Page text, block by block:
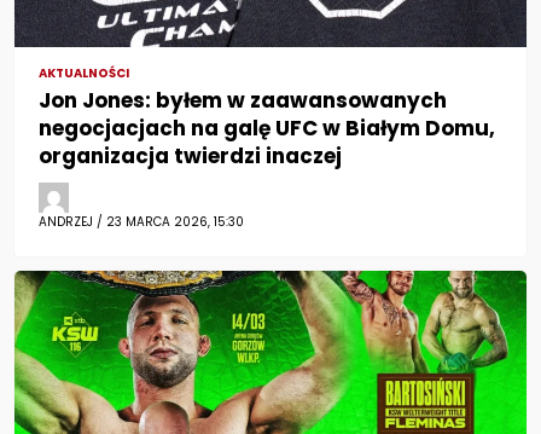
AKTUALNOŚCI
Jon Jones: byłem w zaawansowanych
negocjacjach na galę UFC w Białym Domu,
organizacja twierdzi inaczej
ANDRZEJ / 23 MARCA 2026, 15:30